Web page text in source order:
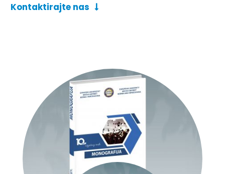
Kontaktirajte nas